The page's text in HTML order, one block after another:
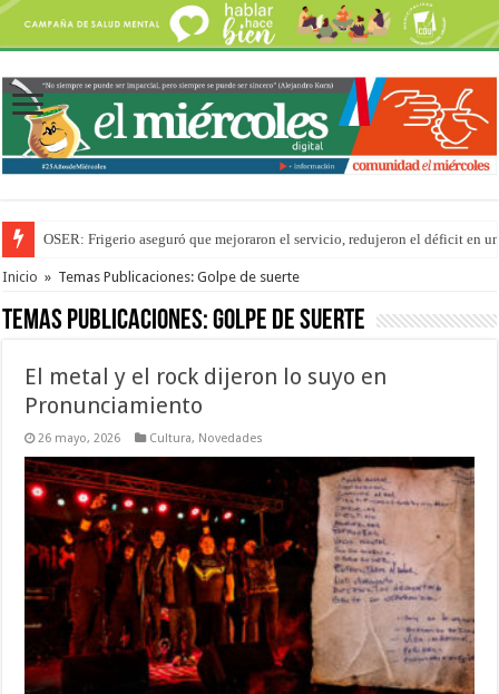
OSER: Frigerio aseguró que mejoraron el servicio, redujeron el déficit en
La Justicia suspende los ultraprocesados en las viandas escolares de Entre
Inicio » Temas Publicaciones: Golpe de suerte
Temas Publicaciones:Golpe de suerte
El metal y el rock dijeron lo suyo en
Pronunciamiento
26 mayo, 2026 Cultura, Novedades